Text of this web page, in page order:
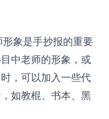
象是手抄报的重要
中老师的形象，或
，可以加入一些代
如教棍、书本、黑